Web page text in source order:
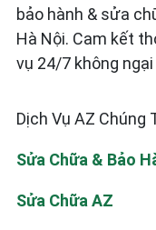
bảo hành & sửa
Hà Nội. Cam kết
vụ 24/7 không
Dịch Vụ AZ Chúng
Sửa Chữa & Bảo
Sửa Chữa AZ